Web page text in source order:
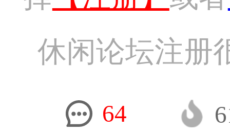
休闲论坛注册
64